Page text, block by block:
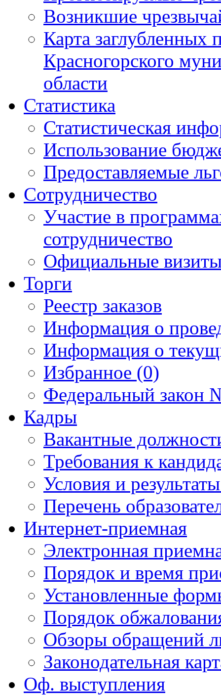
Возникшие
Карта
Красногорского
области
Статистика
Статистическая
Использование
Предоставляемые
Сотрудничество
Участие в
сотрудничество
Официальные
Торги
Реестр заказов
Информация о
Информация о
Избранное (0)
Федеральный закон
Кадры
Вакантные
Требования к
Условия и
Перечень
Интернет-приемная
Электронная
Порядок и время
Установленные
Порядок
Обзоры обращений
Законодательная
Оф. выступления